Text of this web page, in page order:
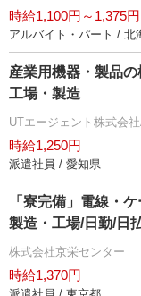
時給1,100円～1,375円
アルバイト・パート / 北
産業用機器・製品
工場・製造
UTエージェント株式会
時給1,250円
派遣社員 / 愛知県
「寮完備」電線・
製造・工場/日勤/日
株式会社京栄センター
時給1,370円